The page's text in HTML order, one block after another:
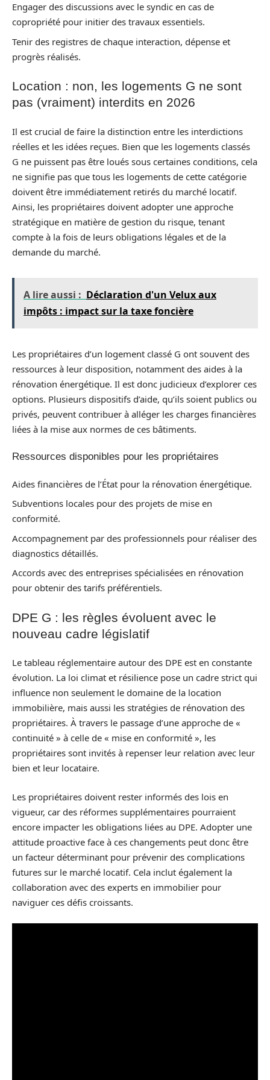
Engager des discussions avec le syndic en cas de
copropriété pour initier des travaux essentiels.
Tenir des registres de chaque interaction, dépense et
progrès réalisés.
Location : non, les logements G ne sont
pas (vraiment) interdits en 2026
Il est crucial de faire la distinction entre les interdictions
réelles et les idées reçues. Bien que les logements classés
G ne puissent pas être loués sous certaines conditions, cela
ne signifie pas que tous les logements de cette catégorie
doivent être immédiatement retirés du marché locatif.
Ainsi, les propriétaires doivent adopter une approche
stratégique en matière de gestion du risque, tenant
compte à la fois de leurs obligations légales et de la
demande du marché.
A lire aussi : Déclaration d'un Velux aux
impôts : impact sur la taxe foncière
Les propriétaires d’un logement classé G ont souvent des
ressources à leur disposition, notamment des aides à la
rénovation énergétique. Il est donc judicieux d’explorer ces
options. Plusieurs dispositifs d’aide, qu’ils soient publics ou
privés, peuvent contribuer à alléger les charges financières
liées à la mise aux normes de ces bâtiments.
Ressources disponibles pour les propriétaires
Aides financières de l’État pour la rénovation énergétique.
Subventions locales pour des projets de mise en
conformité.
Accompagnement par des professionnels pour réaliser des
diagnostics détaillés.
Accords avec des entreprises spécialisées en rénovation
pour obtenir des tarifs préférentiels.
DPE G : les règles évoluent avec le
nouveau cadre législatif
Le tableau réglementaire autour des DPE est en constante
évolution. La loi climat et résilience pose un cadre strict qui
influence non seulement le domaine de la location
immobilière, mais aussi les stratégies de rénovation des
propriétaires. À travers le passage d’une approche de «
continuité » à celle de « mise en conformité », les
propriétaires sont invités à repenser leur relation avec leur
bien et leur locataire.
Les propriétaires doivent rester informés des lois en
vigueur, car des réformes supplémentaires pourraient
encore impacter les obligations liées au DPE. Adopter une
attitude proactive face à ces changements peut donc être
un facteur déterminant pour prévenir des complications
futures sur le marché locatif. Cela inclut également la
collaboration avec des experts en immobilier pour
naviguer ces défis croissants.